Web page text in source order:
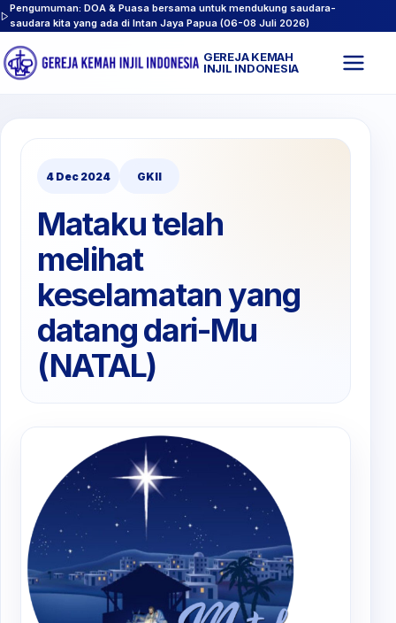
Pengumuman: DOA & Puasa bersama untuk mendukung saudara-
saudara kita yang ada di Intan Jaya Papua (06-08 Juli 2026)
GEREJA KEMAH
INJIL INDONESIA
4 Dec 2024 GKII
Mataku telah
melihat
keselamatan yang
datang dari-Mu
(NATAL)